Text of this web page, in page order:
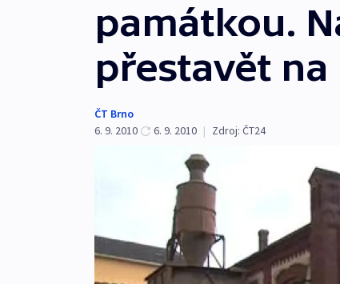
památkou.
přestavět na
ČT Brno
6. 9. 2010
6. 9. 2010 | Zdroj: ČT24